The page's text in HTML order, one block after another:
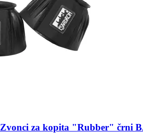
Zvonci za kopita "Rubber" črni